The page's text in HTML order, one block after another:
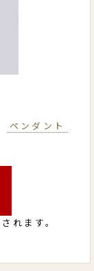
ペンダント
れます。